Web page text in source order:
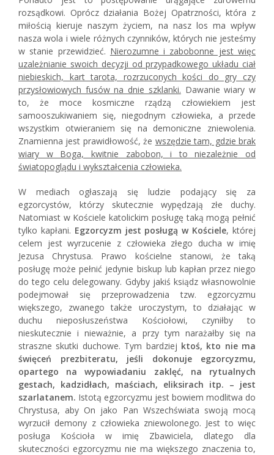
rozsądkowi. Oprócz działania Bożej Opatrzności, która z
miłością kieruje naszym życiem, na nasz los ma wpływ
nasza wola i wiele różnych czynników, których nie jesteśmy
w stanie przewidzieć. Nierozumne i zabobonne jest więc
uzależnianie swoich decyzji od przypadkowego układu ciał
niebieskich, kart tarota, rozrzuconych kości do gry czy
przysłowiowych fusów na dnie szklanki. Dawanie wiary w
to, że moce kosmiczne rządzą człowiekiem jest
samooszukiwaniem się, niegodnym człowieka, a przede
wszystkim otwieraniem się na demoniczne zniewolenia.
Znamienna jest prawidłowość, że wszędzie tam, gdzie brak
wiary w Boga, kwitnie zabobon, i to niezależnie od
światopoglądu i wykształcenia człowieka.
W mediach ogłaszają się ludzie podający się za
egzorcystów, którzy skutecznie wypędzają złe duchy.
Natomiast w Kościele katolickim posługę taką mogą pełnić
tylko kapłani. Egzorcyzm jest posługą w Kościele, której
celem jest wyrzucenie z człowieka złego ducha w imię
Jezusa Chrystusa. Prawo kościelne stanowi, że taką
posługę może pełnić jedynie biskup lub kapłan przez niego
do tego celu delegowany. Gdyby jakiś ksiądz własnowolnie
podejmował się przeprowadzenia tzw. egzorcyzmu
większego, zwanego także uroczystym, to działając w
duchu nieposłuszeństwa Kościołowi, czyniłby to
nieskutecznie i nieważnie, a przy tym narażałby się na
straszne skutki duchowe. Tym bardziej ktoś, kto nie ma
święceń prezbiteratu, jeśli dokonuje egzorcyzmu,
opartego na wypowiadaniu zaklęć, na rytualnych
gestach, kadzidłach, maściach, eliksirach itp. – jest
szarlatanem. Istotą egzorcyzmu jest bowiem modlitwa do
Chrystusa, aby On jako Pan Wszechświata swoją mocą
wyrzucił demony z człowieka zniewolonego. Jest to więc
posługa Kościoła w imię Zbawiciela, dlatego dla
skuteczności egzorcyzmu nie ma większego znaczenia to,